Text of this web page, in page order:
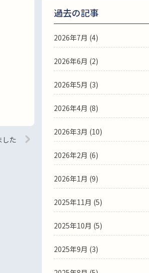
した
過去の記事
2026年7月 (4)
2026年6月 (2)
2026年5月 (3)
2026年4月 (8)
2026年3月 (10)
2026年2月 (6)
2026年1月 (9)
2025年11月 (5)
2025年10月 (5)
2025年9月 (3)